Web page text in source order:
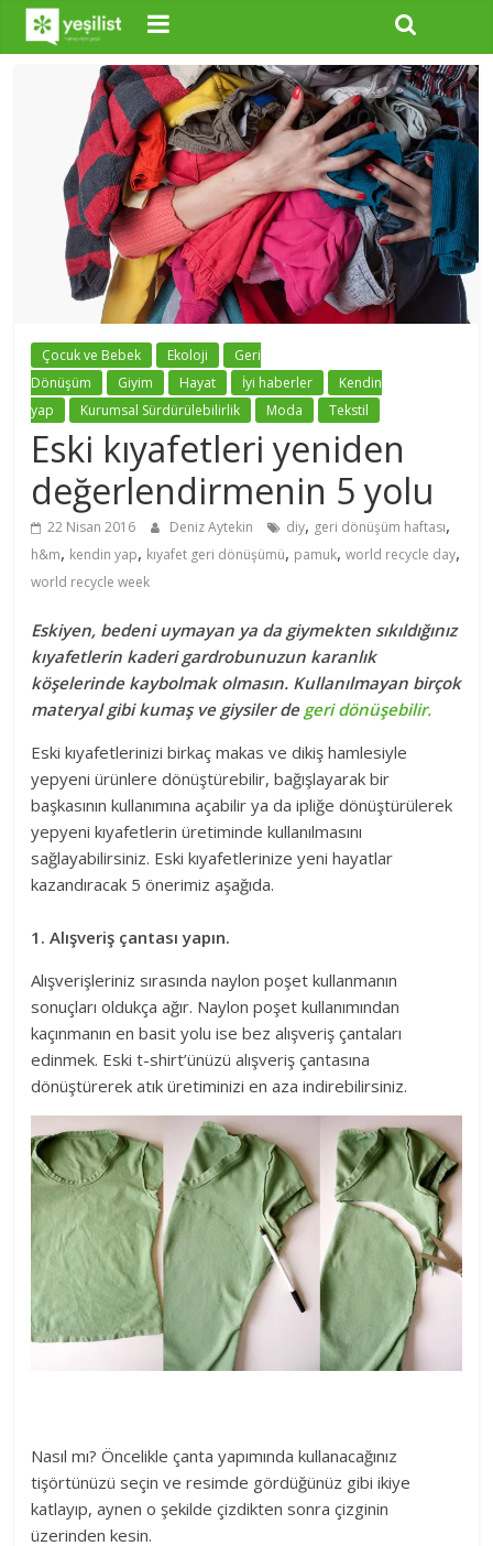
Çocuk ve Bebek Ekoloji
Geri
Dönüşüm
Giyim Hayat İyi haberler
Kendin
yap
Kurumsal Sürdürülebilirlik Moda Tekstil
Eski kıyafetleri yeniden
değerlendirmenin 5 yolu
22 Nisan 2016 Deniz Aytekin diy, geri dönüşüm haftası,
h&m, kendin yap, kıyafet geri dönüşümü, pamuk,world recycle day,
world recycle week
Eskiyen, bedeni uymayan ya da giymekten sıkıldığınız
kıyafetlerin kaderi gardrobunuzun karanlık
köşelerinde kaybolmak olmasın. Kullanılmayan birçok
materyal gibi kumaş ve giysiler de geri dönüşebilir.
Eski kıyafetlerinizi birkaç makas ve dikiş hamlesiyle
yepyeni ürünlere dönüştürebilir, bağışlayarak bir
başkasının kullanımına açabilir ya da ipliğe dönüştürülerek
yepyeni kıyafetlerin üretiminde kullanılmasını
sağlayabilirsiniz. Eski kıyafetlerinize yeni hayatlar
kazandıracak 5 önerimiz aşağıda.
1. Alışveriş çantası yapın.
Alışverişleriniz sırasında naylon poşet kullanmanın
sonuçları oldukça ağır. Naylon poşet kullanımından
kaçınmanın en basit yolu ise bez alışveriş çantaları
edinmek. Eski t-shirt’ünüzü alışveriş çantasına
dönüştürerek atık üretiminizi en aza indirebilirsiniz.
Nasıl mı? Öncelikle çanta yapımında kullanacağınız
tişörtünüzü seçin ve resimde gördüğünüz gibi ikiye
katlayıp, aynen o şekilde çizdikten sonra çizginin
üzerinden kesin.